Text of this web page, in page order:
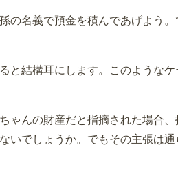
の名義で預金を積んであげよう
と結構耳にします。このような
ゃんの財産だと指摘された場合
いでしょうか。でもその主張は通